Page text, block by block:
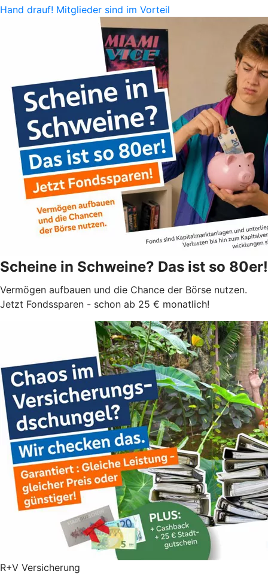
Hand drauf! Mitglieder sind im Vorteil
Scheine in Schweine? Das ist so 80er!
Vermögen aufbauen und die Chance der Börse nutzen.
Jetzt Fondssparen - schon ab 25 € monatlich!
R+V Versicherung